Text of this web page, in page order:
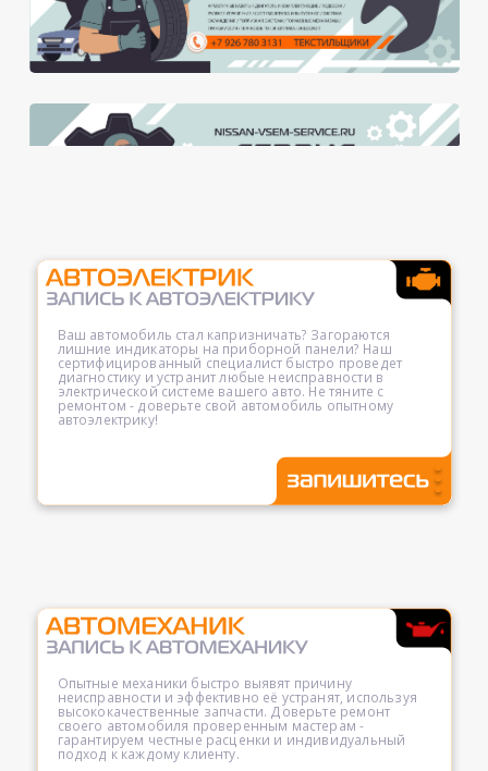
Ваш автомобиль стал капризничать? Загораются
лишние индикаторы на приборной панели? Наш
сертифицированный специалист быстро проведет
диагностику и устранит любые неисправности в
электрической системе вашего авто. Не тяните с
ремонтом - доверьте свой автомобиль опытному
автоэлектрику!
Опытные механики быстро выявят причину
неисправности и эффективно её устранят, используя
высококачественные запчасти. Доверьте ремонт
своего автомобиля проверенным мастерам -
гарантируем честные расценки и индивидуальный
подход к каждому клиенту.